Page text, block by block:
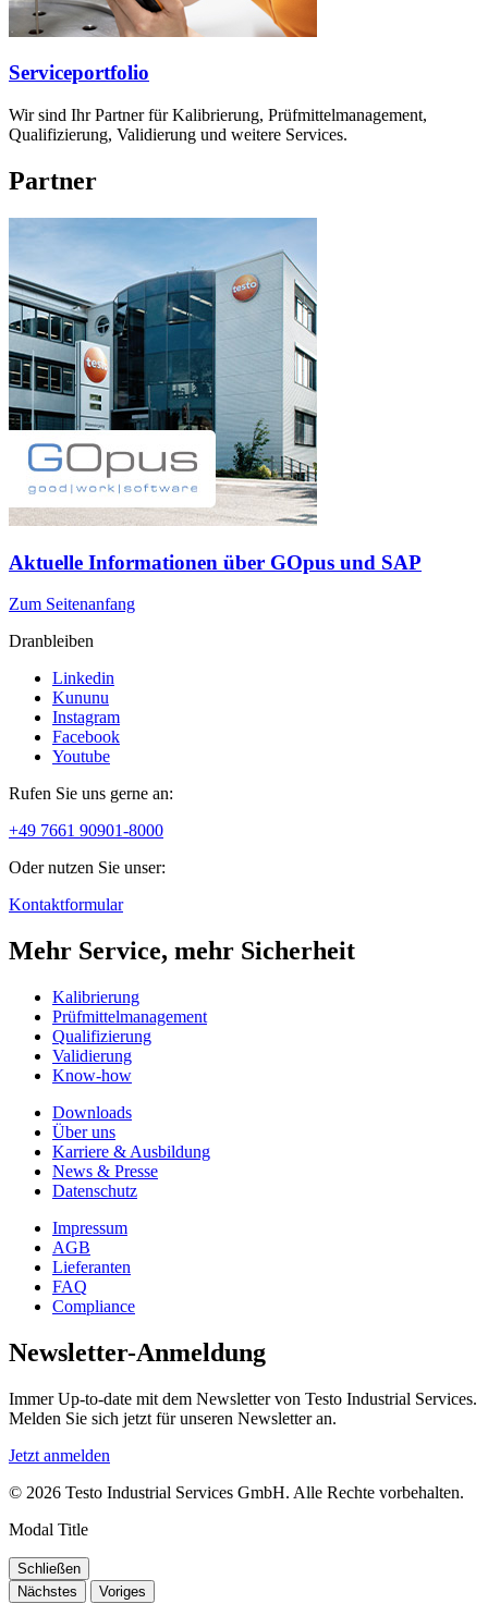
Serviceportfolio
Wir sind Ihr Partner für Kalibrierung, Prüfmittelmanagement,
Qualifizierung, Validierung und weitere Services.
Partner
Aktuelle Informationen über GOpus und SAP
Zum Seitenanfang
Dranbleiben
Linkedin
Kununu
Instagram
Facebook
Youtube
Rufen Sie uns gerne an:
+49 7661 90901-8000
Oder nutzen Sie unser:
Kontaktformular
Mehr Service, mehr Sicherheit
Kalibrierung
Prüfmittelmanagement
Qualifizierung
Validierung
Know-how
Downloads
Über uns
Karriere & Ausbildung
News & Presse
Datenschutz
Impressum
AGB
Lieferanten
FAQ
Compliance
Newsletter-Anmeldung
Immer Up-to-date mit dem Newsletter von Testo Industrial Services.
Melden Sie sich jetzt für unseren Newsletter an.
Jetzt anmelden
© 2026 Testo Industrial Services GmbH. Alle Rechte vorbehalten.
Modal Title
Schließen
Nächstes
Voriges